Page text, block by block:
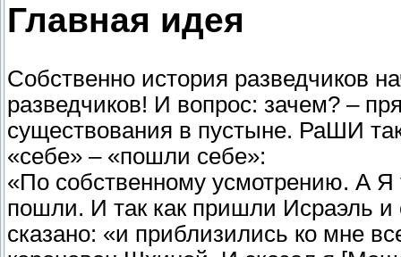
Главная идея
Собственно история разведчиков
разведчиков! И вопрос: зачем? –
существования в пустыне. РаШИ
«себе» – «пошли себе»:
«По собственному усмотрению. А
пошли. И так как пришли Исраэль
сказано: «и приблизились ко мне